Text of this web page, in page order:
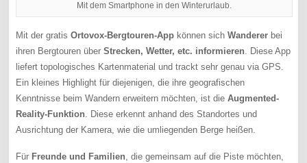
Mit dem Smartphone in den Winterurlaub.
Mit der gratisOrtovox-Bergtouren-App können sichWanderer bei
ihren Bergtouren überStrecken, Wetter, etc. informieren. Diese App
liefert topologisches Kartenmaterial und trackt sehr genau via GPS.
Ein kleines Highlight für diejenigen, die ihre geografischen
Kenntnisse beim Wandern erweitern möchten, ist dieAugmented-
Reality-Funktion. Diese erkennt anhand des Standortes und
Ausrichtung der Kamera, wie die umliegenden Berge heißen.
Für Freunde und Familien, die gemeinsam auf die Piste möchten,